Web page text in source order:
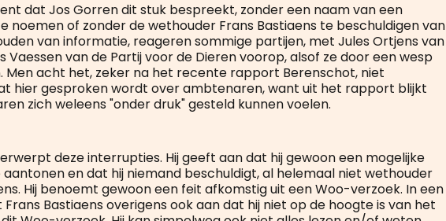
dat Jos Gorren dit stuk bespreekt, zonder een naam van een
noemen of zonder de wethouder Frans Bastiaens te beschuldigen van
van informatie, reageren sommige partijen, met Jules Ortjens van
Vaessen van de Partij voor de Dieren voorop, alsof ze door een wesp
Men acht het, zeker na het recente rapport Berenschot, niet
hier gesproken wordt over ambtenaren, want uit het rapport blijkt
zich weleens "onder druk" gesteld kunnen voelen.
deze interrupties. Hij geeft aan dat hij gewoon een mogelijke
aantonen en dat hij niemand beschuldigt, al helemaal niet wethouder
Hij benoemt gewoon een feit afkomstig uit een Woo-verzoek. In een
Bastiaens overigens ook aan dat hij niet op de hoogte is van het